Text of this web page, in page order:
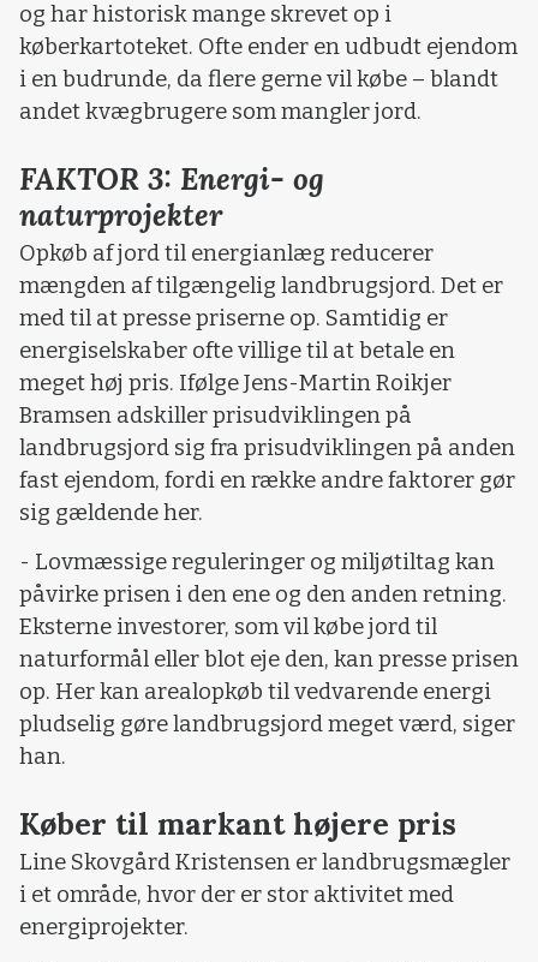
og har historisk mange skrevet op i
køberkartoteket. Ofte ender en udbudt ejendom
i en budrunde, da flere gerne vil købe – blandt
andet kvægbrugere som mangler jord.
FAKTOR 3: Energi- og
naturprojekter
Opkøb af jord til energianlæg reducerer
mængden af tilgængelig landbrugsjord. Det er
med til at presse priserne op. Samtidig er
energiselskaber ofte villige til at betale en
meget høj pris. Ifølge Jens-Martin Roikjer
Bramsen adskiller prisudviklingen på
landbrugsjord sig fra prisudviklingen på anden
fast ejendom, fordi en række andre faktorer gør
sig gældende her.
- Lovmæssige reguleringer og miljøtiltag kan
påvirke prisen i den ene og den anden retning.
Eksterne investorer, som vil købe jord til
naturformål eller blot eje den, kan presse prisen
op. Her kan arealopkøb til vedvarende energi
pludselig gøre landbrugsjord meget værd, siger
han.
Køber til markant højere pris
Line Skovgård Kristensen er landbrugsmægler
i et område, hvor der er stor aktivitet med
energiprojekter.